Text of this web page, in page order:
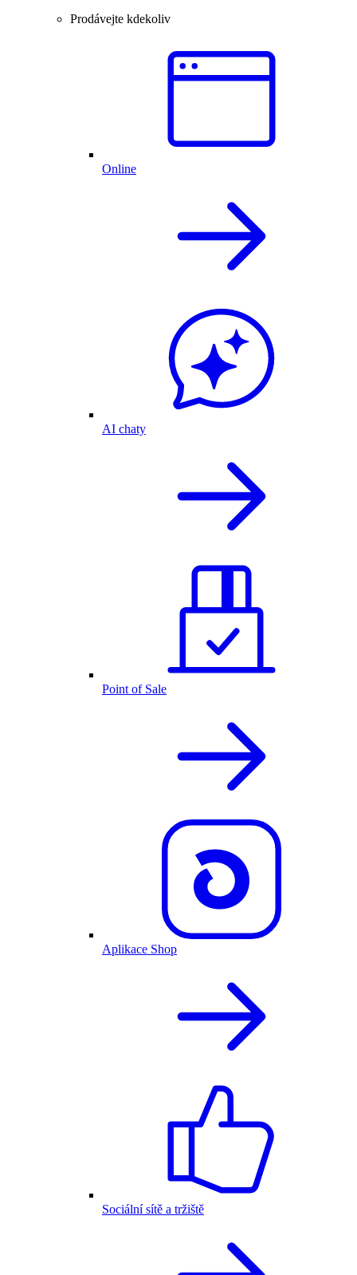
Prodávejte kdekoliv
Online
AI chaty
Point of Sale
Aplikace Shop
Sociální sítě a tržiště